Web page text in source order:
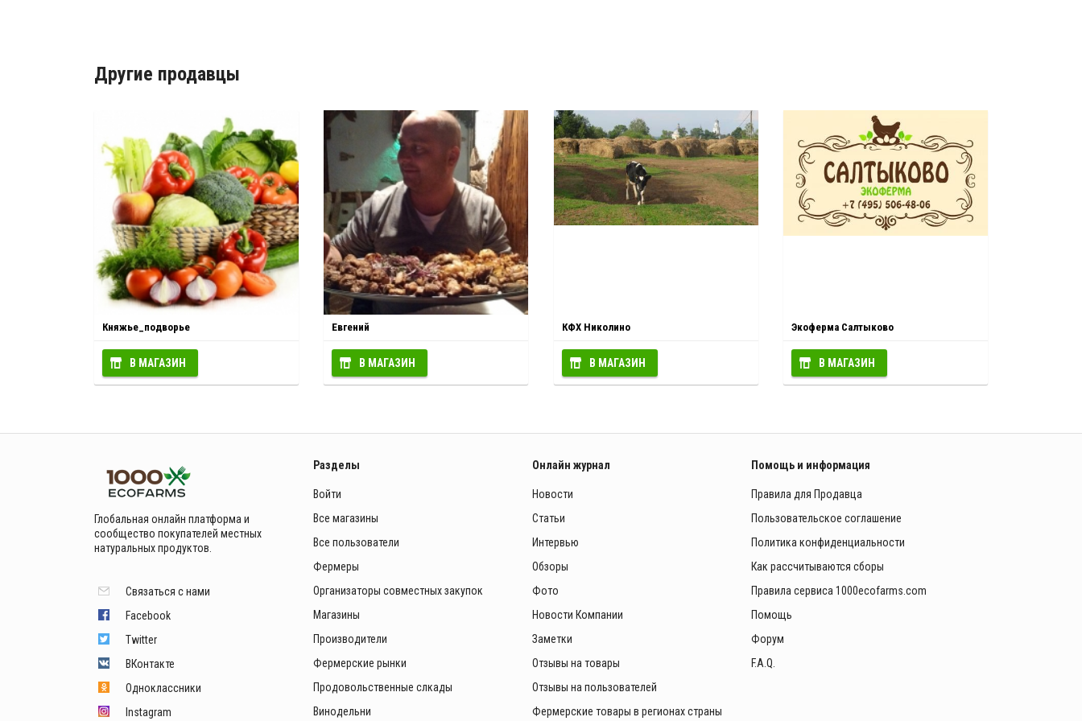
Другие продавцы
Княжье_подворье
В МАГАЗИН
Евгений
В МАГАЗИН
КФХ Николино
В МАГАЗИН
Экоферма Салтыково
В МАГАЗИН
Глобальная онлайн платформа и
сообщество покупателей местных
натуральных продуктов.
Связаться с нами
Facebook
Twitter
ВКонтакте
Одноклассники
Instagram
Разделы
Войти
Все магазины
Все пользователи
Фермеры
Организаторы совместных закупок
Магазины
Производители
Фермерские рынки
Продовольственные слкады
Винодельни
Онлайн журнал
Новости
Статьи
Интервью
Обзоры
Фото
Новости Компании
Заметки
Отзывы на товары
Отзывы на пользователей
Фермерские товары в регионах страны
Помощь и информация
Правила для Продавца
Пользовательское соглашение
Политика конфиденциальности
Как рассчитываются сборы
Правила сервиса 1000ecofarms.com
Помощь
Форум
F.A.Q.